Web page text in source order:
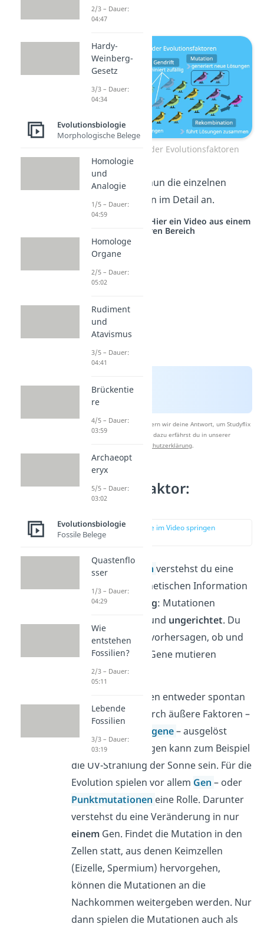
(Artbildung).
Zusammenspiel der Evolutionsfaktoren
Schauen wir uns nun die einzelnen
Evolutionsfaktoren im Detail an.
Studyflix vernetzt: Hier ein Video aus einem
anderen Bereich
Nach Beantwortung speichern wir deine Antwort, um Studyflix
zu verbessern. Mehr dazu erfährst du in unserer
Datenschutzerklärung.
Evolutionsfaktor:
Mutation
zur Stelle im Video springen
UnterMutationenverstehst du eine
Änderung der genetischen Information
einer Zelle.
Wichtig: Mutationen
und ungerichtet. Du
kannst also nicht vorhersagen, ob und
wann bestimmte Gene mutieren
werden.
Mutationen können entweder spontan
auftreten oder durch äußere Faktoren –
Mutagene– ausgelöst
werden. Ein Mutagen kann zum Beispiel
die UV-Strahlung der Sonne sein. Für die
Evolution spielen vor allem Gen– oder
Punktmutationen eine Rolle. Darunter
verstehst du eine Veränderung in nur
einem Gen. Findet die Mutation in den
Zellen statt, aus denen Keimzellen
(Eizelle, Spermium) hervorgehen,
können die Mutationen an die
Nachkommen weitergeben werden. Nur
dann spielen die Mutationen auch als
2/3 – Dauer:
04:47
Hardy-
Weinberg-
Gesetz
3/3 – Dauer:
04:34
Evolutionsbiologie
Morphologische Belege
Homologie
und
Analogie
1/5 – Dauer:
04:59
Homologe
Organe
2/5 – Dauer:
05:02
Rudiment
und
Atavismus
3/5 – Dauer:
04:41
Brückentie
re
4/5 – Dauer:
03:59
Archaeopt
eryx
5/5 – Dauer:
03:02
Evolutionsbiologie
Fossile Belege
Quastenflo
sser
1/3 – Dauer:
04:29
Wie
entstehen
Fossilien?
2/3 – Dauer:
05:11
Lebende
Fossilien
3/3 – Dauer:
03:19